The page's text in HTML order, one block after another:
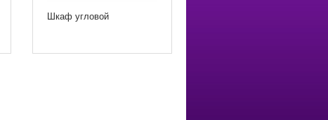
Шкаф угловой